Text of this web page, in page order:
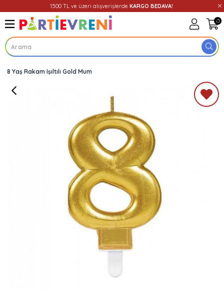
1500 TL ve üzeri alışverişlerde KARGO BEDAVA!
0
Üye Girişi
8 Yaş Rakam Işıltılı Gold Mum